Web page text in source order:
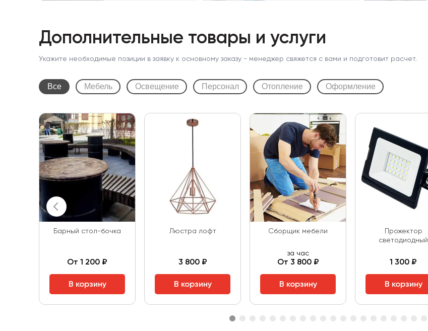
Дополнительные товары и услуги
Укажите необходимые позиции в заявку к основному заказу - менеджер свяжется с вами и подготовит расчет.
Все Мебель Освещение Персонал Отопление Оформление
Барный стол-бочка
От 1 200 ₽
В корзину
Люстра лофт
3 800 ₽
В корзину
Сборщик мебели
за час
От 3 800 ₽
В корзину
Прожектор
светодиодный
1 300 ₽
В корзину